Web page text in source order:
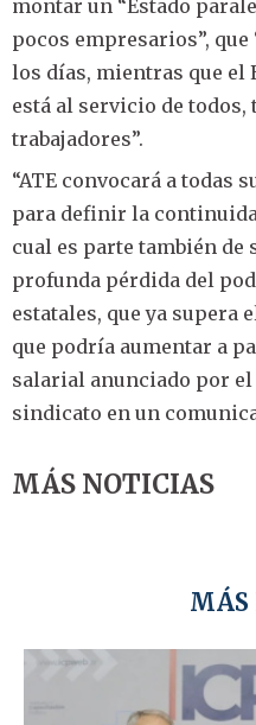
montar un “Estado
pocos empresarios”,
los días, mientras que el
está al servicio de todos,
trabajadores”.
“ATE convocará a todas
para definir la
cual es parte también
profunda pérdida del
estatales, que ya supera
que podría aumentar a
salarial anunciado por el
sindicato en un
MÁS NOTICIAS
MÁS